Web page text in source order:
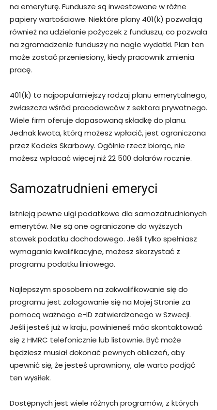
na emeryturę. Fundusze są inwestowane w różne
papiery wartościowe. Niektóre plany 401(k) pozwalają
również na udzielanie pożyczek z funduszu, co pozwala
na zgromadzenie funduszy na nagłe wydatki. Plan ten
może zostać przeniesiony, kiedy pracownik zmienia
pracę.
401(k) to najpopularniejszy rodzaj planu emerytalnego,
zwłaszcza wśród pracodawców z sektora prywatnego.
Wiele firm oferuje dopasowaną składkę do planu.
Jednak kwota, którą możesz wpłacić, jest ograniczona
przez Kodeks Skarbowy. Ogólnie rzecz biorąc, nie
możesz wpłacać więcej niż 22 500 dolarów rocznie.
Samozatrudnieni emeryci
Istnieją pewne ulgi podatkowe dla samozatrudnionych
emerytów. Nie są one ograniczone do wyższych
stawek podatku dochodowego. Jeśli tylko spełniasz
wymagania kwalifikacyjne, możesz skorzystać z
programu podatku liniowego.
Najlepszym sposobem na zakwalifikowanie się do
programu jest zalogowanie się na Mojej Stronie za
pomocą ważnego e-ID zatwierdzonego w Szwecji.
Jeśli jesteś już w kraju, powinieneś móc skontaktować
się z HMRC telefonicznie lub listownie. Być może
będziesz musiał dokonać pewnych obliczeń, aby
upewnić się, że jesteś uprawniony, ale warto podjąć
ten wysiłek.
Dostępnych jest wiele różnych programów, z których